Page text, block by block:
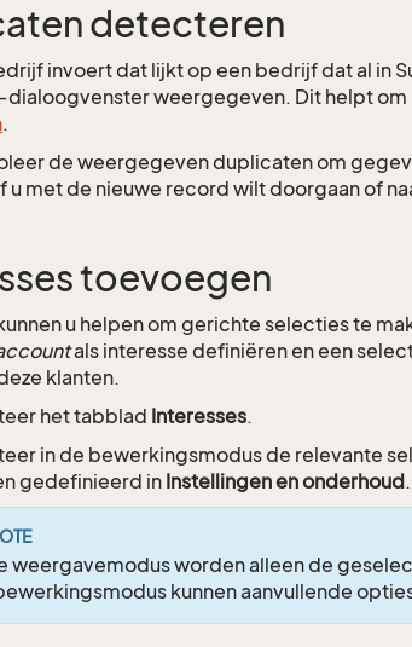
detecteren
invoert dat lijkt op een bedrijf dat al in
-dialoogvenster weergegeven. Dit helpt om
.
de weergegeven duplicaten om
u met de nieuwe record wilt doorgaan of
toevoegen
u helpen om gerichte selecties te
als interesse definiëren en een
klanten.
het tabblad Interesses.
in de bewerkingsmodus de relevante
gedefinieerd inInstellingen en onderhoud.
weergavemodus worden alleen de
kunnen aanvullende